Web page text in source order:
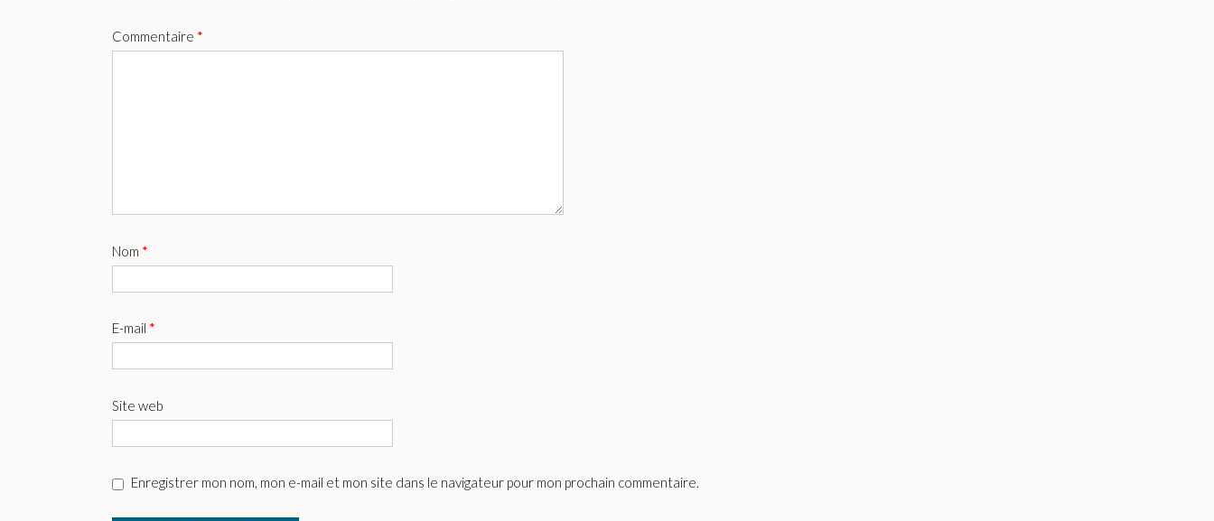
Commentaire *
Nom *
E-mail *
Site web
Enregistrer mon nom, mon e-mail et mon site dans le navigateur pour mon prochain commentaire.